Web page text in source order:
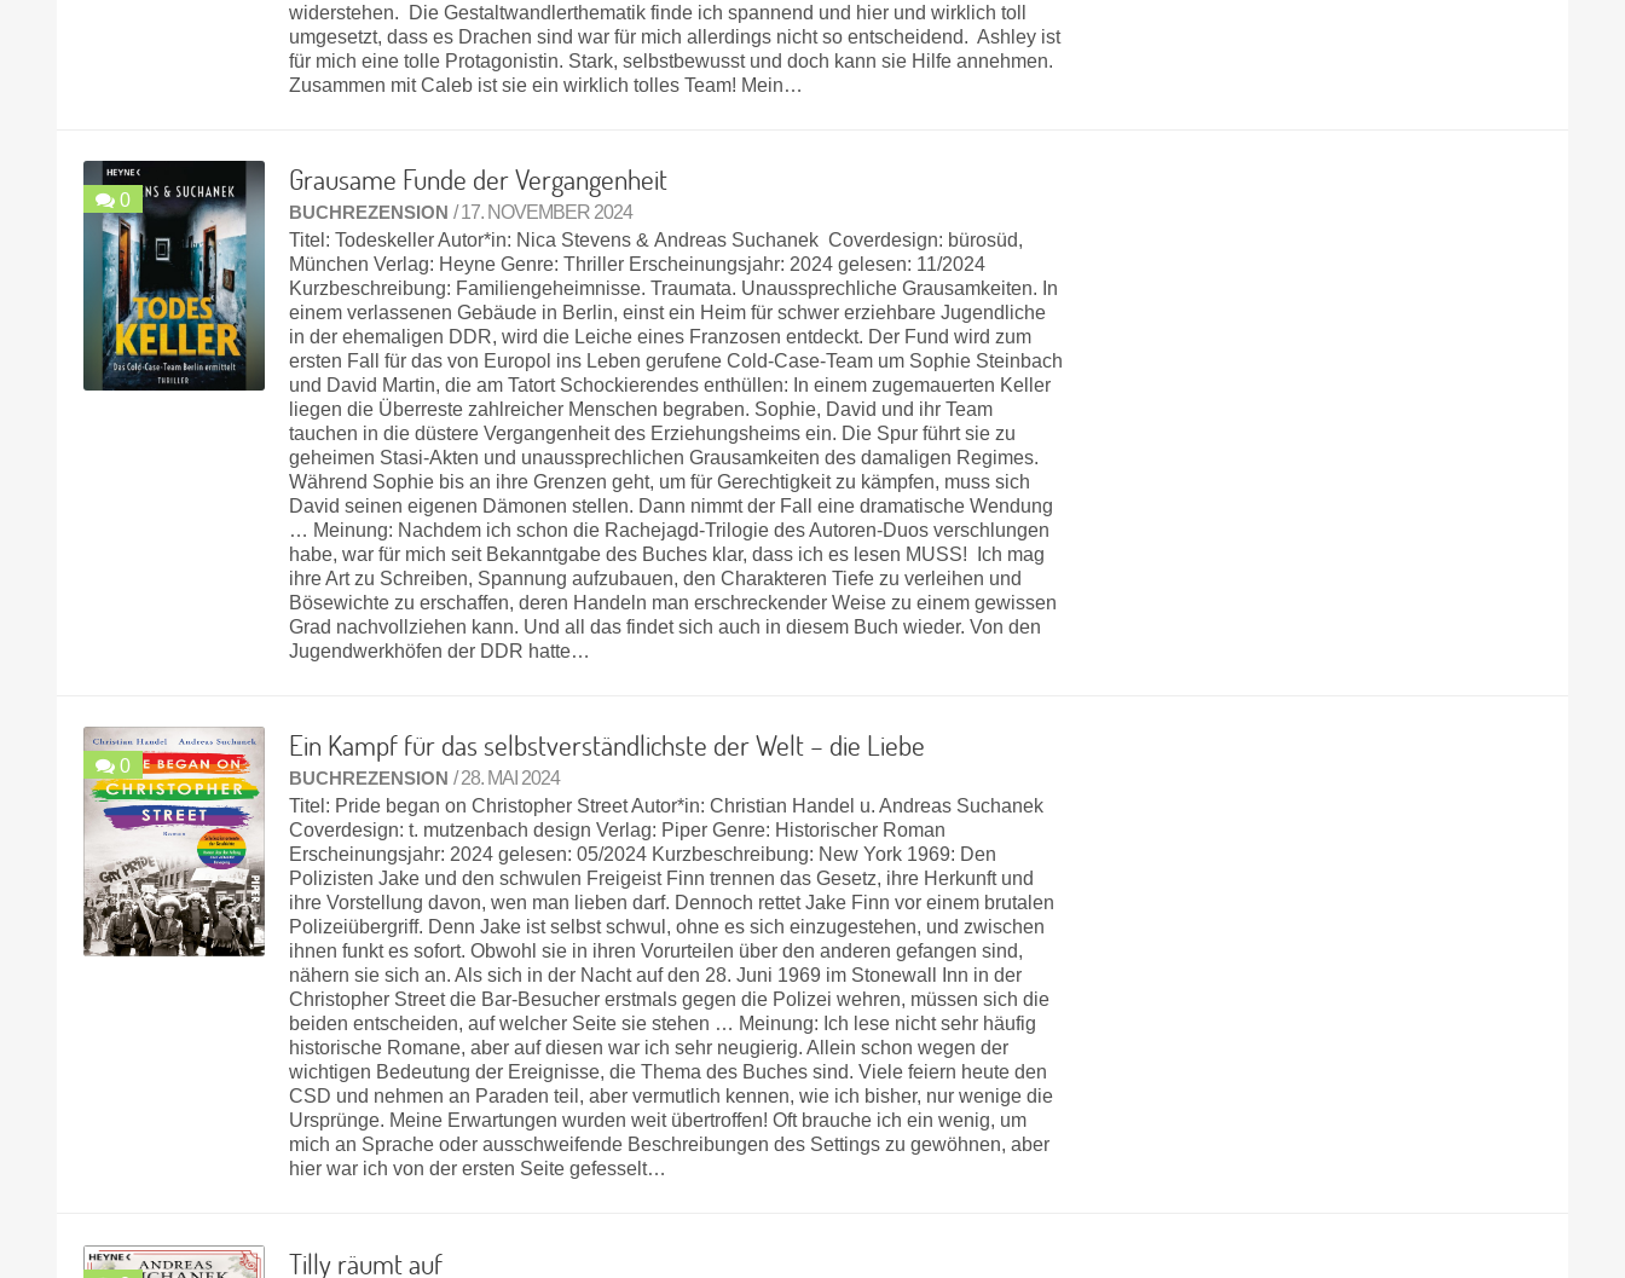
widerstehen. Die Gestaltwandlerthematik finde ich spannend und hier und wirklich toll
umgesetzt, dass es Drachen sind war für mich allerdings nicht so entscheidend. Ashley ist
für mich eine tolle Protagonistin. Stark, selbstbewusst und doch kann sie Hilfe annehmen.
Zusammen mit Caleb ist sie ein wirklich tolles Team! Mein…
0
Grausame Funde der Vergangenheit
BUCHREZENSION / 17. NOVEMBER 2024
Titel: Todeskeller Autor*in: Nica Stevens & Andreas Suchanek Coverdesign: bürosüd,
München Verlag: Heyne Genre: Thriller Erscheinungsjahr: 2024 gelesen: 11/2024
Kurzbeschreibung: Familiengeheimnisse. Traumata. Unaussprechliche Grausamkeiten. In
einem verlassenen Gebäude in Berlin, einst ein Heim für schwer erziehbare Jugendliche
in der ehemaligen DDR, wird die Leiche eines Franzosen entdeckt. Der Fund wird zum
ersten Fall für das von Europol ins Leben gerufene Cold-Case-Team um Sophie Steinbach
und David Martin, die am Tatort Schockierendes enthüllen: In einem zugemauerten Keller
liegen die Überreste zahlreicher Menschen begraben. Sophie, David und ihr Team
tauchen in die düstere Vergangenheit des Erziehungsheims ein. Die Spur führt sie zu
geheimen Stasi-Akten und unaussprechlichen Grausamkeiten des damaligen Regimes.
Während Sophie bis an ihre Grenzen geht, um für Gerechtigkeit zu kämpfen, muss sich
David seinen eigenen Dämonen stellen. Dann nimmt der Fall eine dramatische Wendung
… Meinung: Nachdem ich schon die Rachejagd-Trilogie des Autoren-Duos verschlungen
habe, war für mich seit Bekanntgabe des Buches klar, dass ich es lesen MUSS! Ich mag
ihre Art zu Schreiben, Spannung aufzubauen, den Charakteren Tiefe zu verleihen und
Bösewichte zu erschaffen, deren Handeln man erschreckender Weise zu einem gewissen
Grad nachvollziehen kann. Und all das findet sich auch in diesem Buch wieder. Von den
Jugendwerkhöfen der DDR hatte…
0
Ein Kampf für das selbstverständlichste der Welt – die Liebe
BUCHREZENSION / 28. MAI 2024
Titel: Pride began on Christopher Street Autor*in: Christian Handel u. Andreas Suchanek
Coverdesign: t. mutzenbach design Verlag: Piper Genre: Historischer Roman
Erscheinungsjahr: 2024 gelesen: 05/2024 Kurzbeschreibung: New York 1969: Den
Polizisten Jake und den schwulen Freigeist Finn trennen das Gesetz, ihre Herkunft und
ihre Vorstellung davon, wen man lieben darf. Dennoch rettet Jake Finn vor einem brutalen
Polizeiübergriff. Denn Jake ist selbst schwul, ohne es sich einzugestehen, und zwischen
ihnen funkt es sofort. Obwohl sie in ihren Vorurteilen über den anderen gefangen sind,
nähern sie sich an. Als sich in der Nacht auf den 28. Juni 1969 im Stonewall Inn in der
Christopher Street die Bar-Besucher erstmals gegen die Polizei wehren, müssen sich die
beiden entscheiden, auf welcher Seite sie stehen … Meinung: Ich lese nicht sehr häufig
historische Romane, aber auf diesen war ich sehr neugierig. Allein schon wegen der
wichtigen Bedeutung der Ereignisse, die Thema des Buches sind. Viele feiern heute den
CSD und nehmen an Paraden teil, aber vermutlich kennen, wie ich bisher, nur wenige die
Ursprünge. Meine Erwartungen wurden weit übertroffen! Oft brauche ich ein wenig, um
mich an Sprache oder ausschweifende Beschreibungen des Settings zu gewöhnen, aber
hier war ich von der ersten Seite gefesselt…
Tilly räumt auf